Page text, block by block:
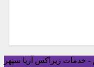
- خدمات زیراکس آریا سپهر